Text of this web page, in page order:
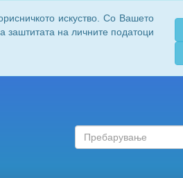
искуство. Со Вашето
заштитата на личните податоци